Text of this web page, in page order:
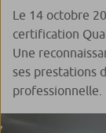
Le 14 octobre
certification
Une
ses prestations
professionnelle.